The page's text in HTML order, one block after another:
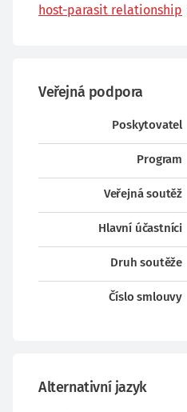
host-parasit relationship
Veřejná podpora
Poskytovatel
Program
Veřejná soutěž
Hlavní účastníci
Druh soutěže
Číslo smlouvy
Alternativní jazyk